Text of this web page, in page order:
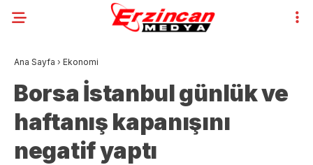
Ana Sayfa › Ekonomi
Borsa İstanbul günlük ve
haftanış kapanışını
negatif yaptı